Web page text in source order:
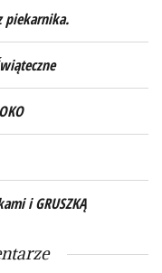
piekarnika.
i GRUSZKĄ